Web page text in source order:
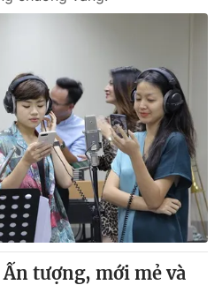
tượng, mới mẻ và